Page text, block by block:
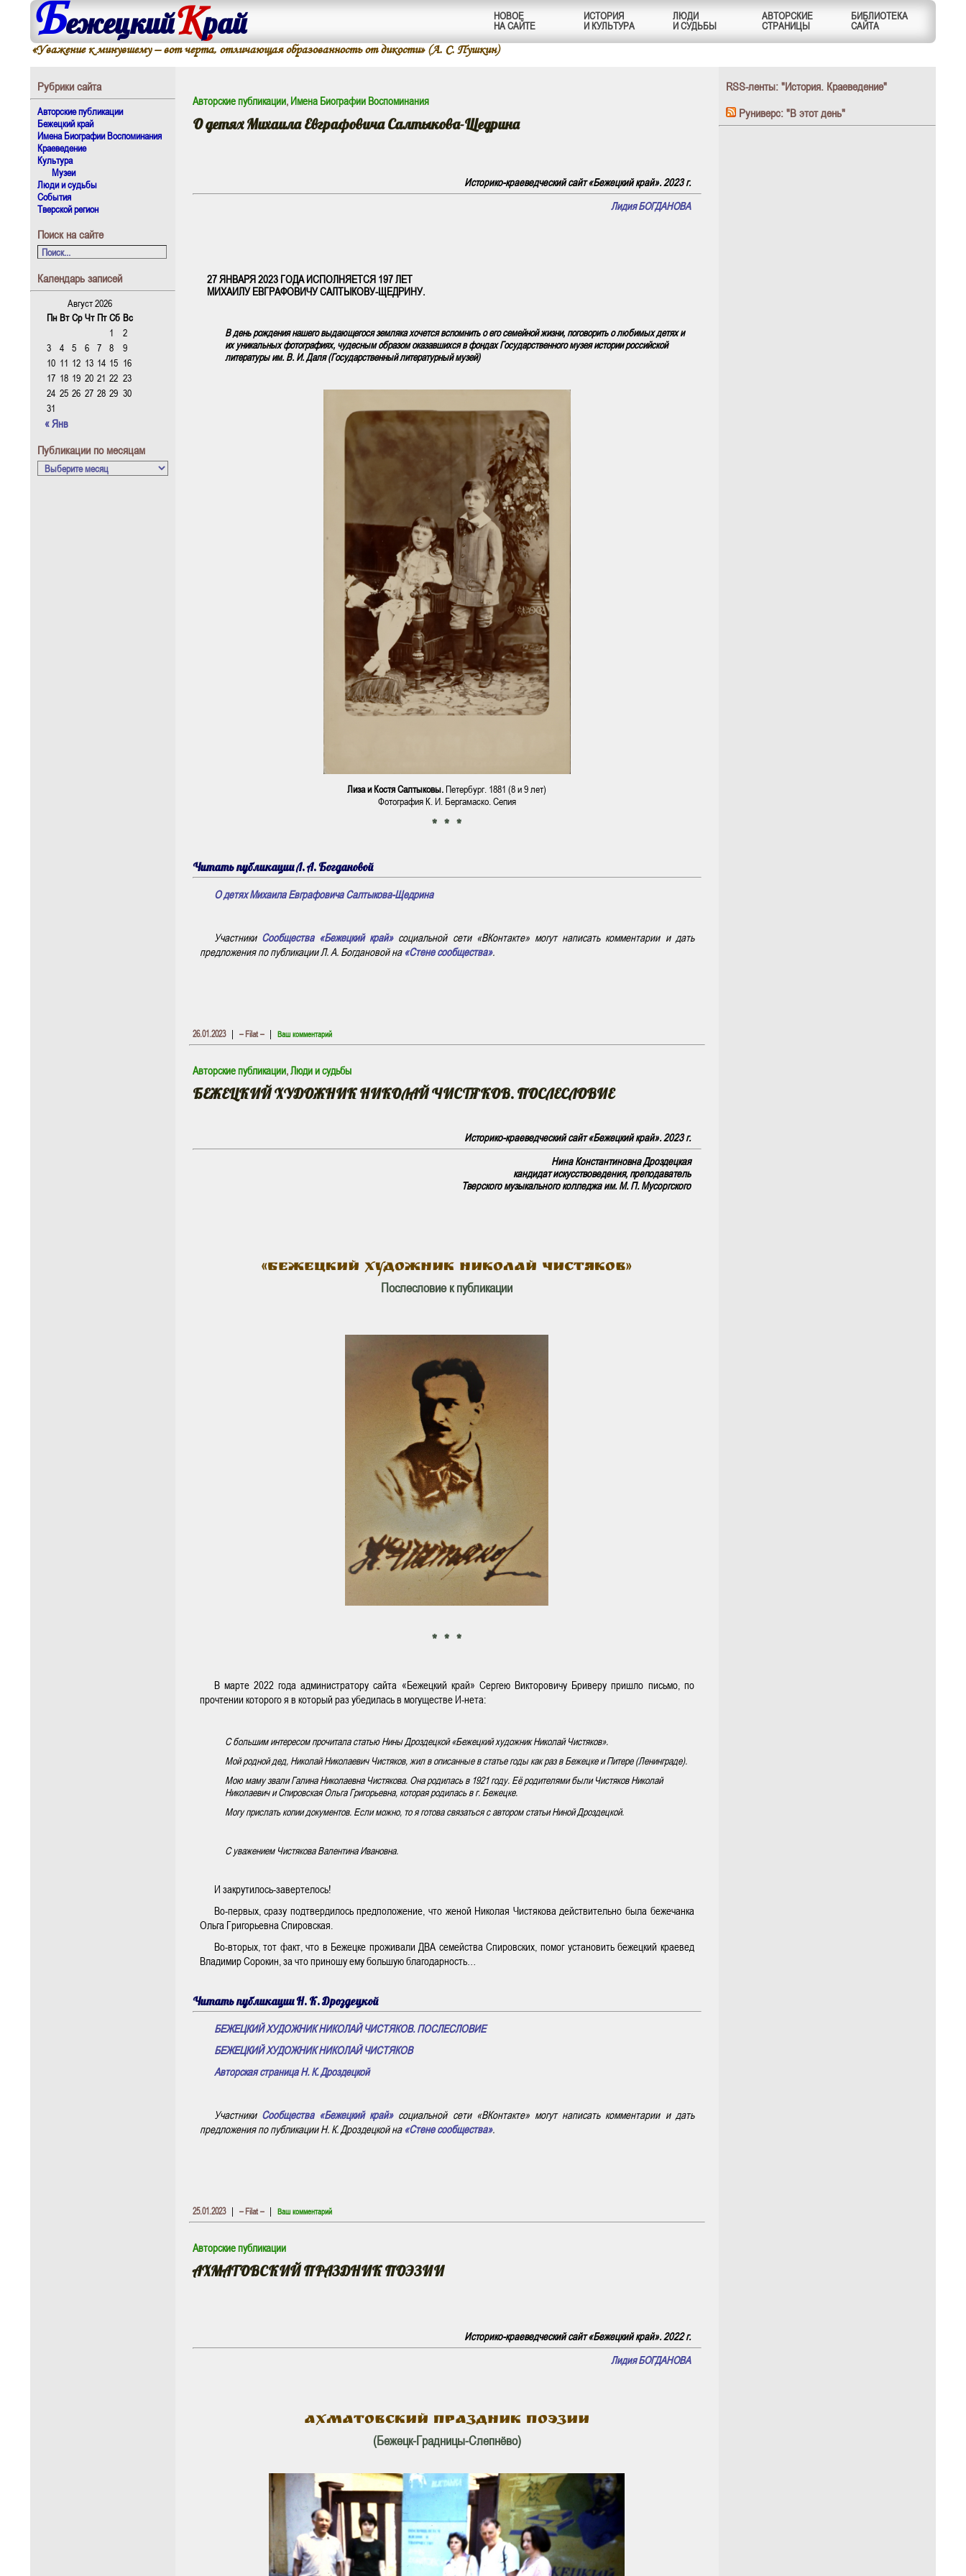
БежецкийКрай
НОВОЕ
НА САЙТЕ
ИСТОРИЯ
И КУЛЬТУРА
ЛЮДИ
И СУДЬБЫ
АВТОРСКИЕ
СТРАНИЦЫ
БИБЛИОТЕКА
САЙТА
«Уважение к минувшему – вот черта, отличающая образованность от дикости» (А. С. Пушкин)
Рубрики сайта
Авторские публикации
Бежецкий край
Имена Биографии Воспоминания
Краеведение
Культура
Музеи
Люди и судьбы
События
Тверской регион
Поиск на сайте
Календарь записей
Август 2026
Пн Вт Ср Чт Пт Сб Вс
1
2
3
4 5 6 7 8
9
10 11 12 13 14 15 16
17 18 19 20 21 22 23
24 25 26 27 28 29 30
31
« Янв
Публикации по месяцам
Авторские публикации, Имена Биографии Воспоминания
О детях Михаила Евграфовича Салтыкова-Щедрина
Историко-краеведческий сайт «Бежецкий край». 2023 г.
Лидия БОГДАНОВА
27 ЯНВАРЯ 2023 ГОДА ИСПОЛНЯЕТСЯ 197 ЛЕТ
МИХАИЛУ ЕВГРАФОВИЧУ САЛТЫКОВУ-ЩЕДРИНУ.
В день рождения нашего выдающегося земляка хочется вспомнить о его семейной жизни, поговорить о любимых детях и
их уникальных фотографиях, чудесным образом оказавшихся в фондах Государственного музея истории российской
литературы им. В. И. Даля (Государственный литературный музей)
Лиза и Костя Салтыковы. Петербург. 1881 (8 и 9 лет)
Фотография К. И. Бергамаско. Сепия
* * *
Читать публикации Л. А. Богдановой
О детях Михаила Евграфовича Салтыкова-Щедрина
Участники Сообщества «Бежецкий край»социальной сети «ВКонтакте» могут написать комментарии и дать
предложения по публикации Л. А. Богдановой на «Стене сообщества».
26.01.2023 | – Filat – | Ваш комментарий
Авторские публикации,Люди и судьбы
БЕЖЕЦКИЙ ХУДОЖНИК НИКОЛАЙ ЧИСТЯКОВ. ПОСЛЕСЛОВИЕ
Историко-краеведческий сайт «Бежецкий край». 2023 г.
Нина Константиновна Дроздецкая
кандидат искусствоведения, преподаватель
Тверского музыкального колледжа им. М. П. Мусоргского
«Бежецкий художник НИКОЛАЙ ЧИСТЯКОВ»
Послесловие к публикации
* * *
В марте 2022 года администратору сайта «Бежецкий край» Сергею Викторовичу Бриверу пришло письмо, по
прочтении которого я в который раз убедилась в могуществе И-нета:
С большим интересом прочитала статью Нины Дроздецкой «Бежецкий художник Николай Чистяков».
Мой родной дед, Николай Николаевич Чистяков, жил в описанные в статье годы как раз в Бежецке и Питере (Ленинграде).
Мою маму звали Галина Николаевна Чистякова. Она родилась в 1921 году. Её родителями были Чистяков Николай
Николаевич и Спировская Ольга Григорьевна, которая родилась в г. Бежецке.
Могу прислать копии документов. Если можно, то я готова связаться с автором статьи Ниной Дроздецкой.
С уважением Чистякова Валентина Ивановна.
И закрутилось-завертелось!
Во-первых, сразу подтвердилось предположение, что женой Николая Чистякова действительно была бежечанка
Ольга Григорьевна Спировская.
Во-вторых, тот факт, что в Бежецке проживали ДВА семейства Спировских, помог установить бежецкий краевед
Владимир Сорокин, за что приношу ему большую благодарность…
Читать публикации Н. К. Дроздецкой
БЕЖЕЦКИЙ ХУДОЖНИК НИКОЛАЙ ЧИСТЯКОВ. ПОСЛЕСЛОВИЕ
БЕЖЕЦКИЙ ХУДОЖНИК НИКОЛАЙ ЧИСТЯКОВ
Авторская страница Н. К. Дроздецкой
Участники Сообщества «Бежецкий край»социальной сети «ВКонтакте» могут написать комментарии и дать
предложения по публикации Н. К. Дроздецкой на «Стене сообщества».
25.01.2023 | – Filat – | Ваш комментарий
Авторские публикации
АХМАТОВСКИЙ ПРАЗДНИК ПОЭЗИИ
Историко-краеведческий сайт «Бежецкий край». 2022 г.
Лидия БОГДАНОВА
АХМАТОВСКИЙ ПРАЗДНИК ПОЭЗИИ
(Бежецк-Градницы-Слепнёво)
RSS-ленты: "История. Краеведение"
Руниверс: "В этот день"